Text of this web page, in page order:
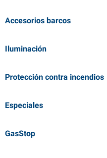
Accesorios barcos
Iluminación
Protección contra incendios
Especiales
GasStop